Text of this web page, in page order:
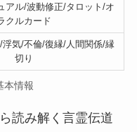
アル/波動修正/タロット/オ
クルカード
気/不倫/復縁/人間関係/縁
切り
本情報
読み解く言霊伝道